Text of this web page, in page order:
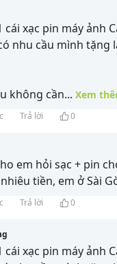
cái xạc pin máy ảnh
nhu cầu mình tặng
không cần... Xem
Trả lời 0
em hỏi sạc + pin
tiền, em ở Sài
Trả lời 0
cái xạc pin máy ảnh